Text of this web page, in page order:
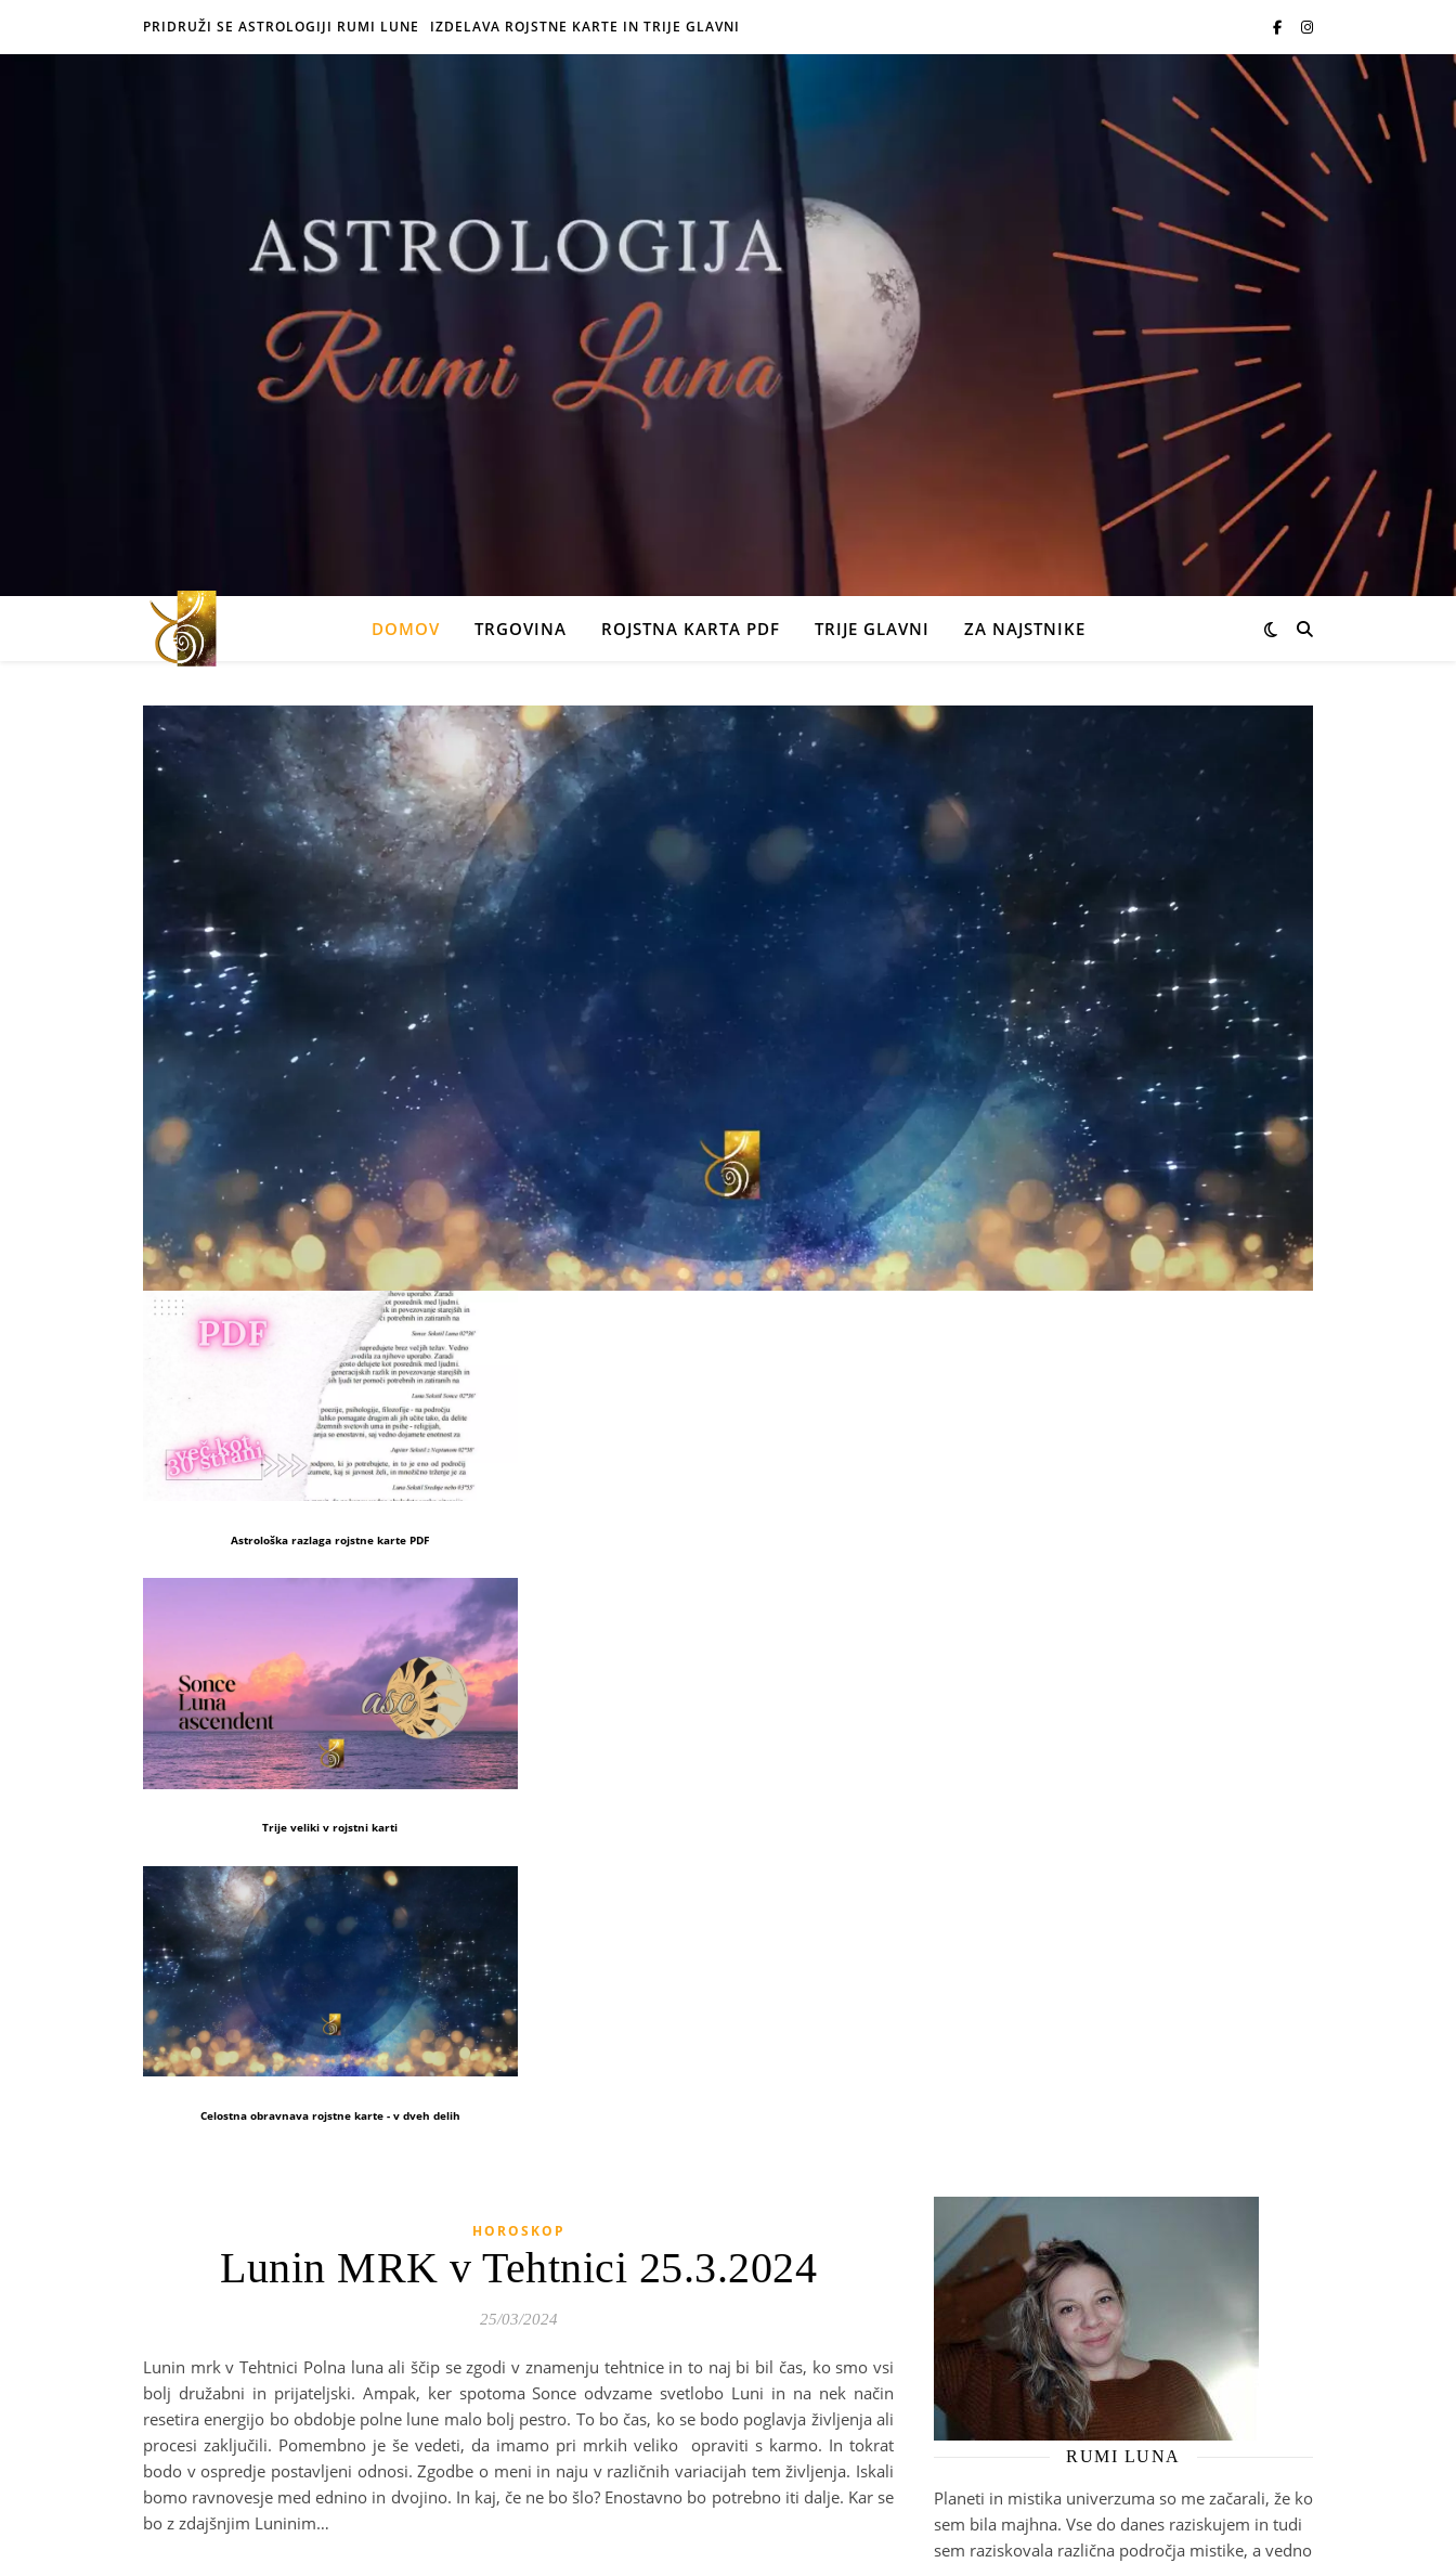
PRIDRUŽI SE ASTROLOGIJI RUMI LUNE IZDELAVA ROJSTNE KARTE IN TRIJE GLAVNI
DOMOV TRGOVINA ROJSTNA KARTA PDF TRIJE GLAVNI ZA NAJSTNIKE
Astrološka razlaga rojstne karte PDF
Trije veliki v rojstni karti
Celostna obravnava rojstne karte - v dveh delih
HOROSKOP
Lunin MRK v Tehtnici 25.3.2024
25/03/2024
Lunin mrk v Tehtnici Polna luna ali ščip se zgodi v znamenju tehtnice in to naj bi bil čas, ko smo vsi
bolj družabni in prijateljski. Ampak, ker spotoma Sonce odvzame svetlobo Luni in na nek način
resetira energijo bo obdobje polne lune malo bolj pestro. To bo čas, ko se bodo poglavja življenja ali
procesi zaključili. Pomembno je še vedeti, da imamo pri mrkih veliko opraviti s karmo. In tokrat
bodo v ospredje postavljeni odnosi. Zgodbe o meni in naju v različnih variacijah tem življenja. Iskali
bomo ravnovesje med ednino in dvojino. In kaj, če ne bo šlo? Enostavno bo potrebno iti dalje. Kar se
bo z zdajšnjim Luninim…
RUMI LUNA
Planeti in mistika univerzuma so me začarali, že ko
sem bila majhna. Vse do danes raziskujem in tudi
sem raziskovala različna področja mistike, a vedno